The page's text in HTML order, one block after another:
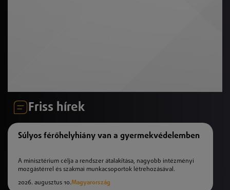
Friss hírek
Súlyos férőhelyhiány van a gyermekvédelemben
A minisztérium célja a rendszer átalakítása, nagyobb intézményi
mozgástérrel és szakmai munkacsoportok létrehozásával.
2026. augusztus 10.Magyarország